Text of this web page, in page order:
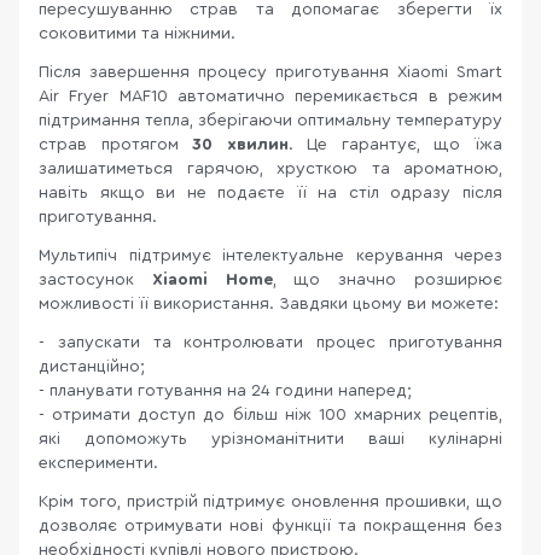
пересушуванню страв та допомагає зберегти їх
соковитими та ніжними.
Після завершення процесу приготування Xiaomi Smart
Air Fryer MAF10 автоматично перемикається в режим
підтримання тепла, зберігаючи оптимальну температуру
страв протягом30 хвилин. Це гарантує, що їжа
залишатиметься гарячою, хрусткою та ароматною,
навіть якщо ви не подаєте її на стіл одразу після
приготування.
Мультипіч підтримує інтелектуальне керування через
застосунок Xiaomi Home, що значно розширює
можливості її використання. Завдяки цьому ви можете:
- запускати та контролювати процес приготування
дистанційно;
- планувати готування на 24 години наперед;
- отримати доступ до більш ніж 100 хмарних рецептів,
які допоможуть урізноманітнити ваші кулінарні
експерименти.
Крім того, пристрій підтримує оновлення прошивки, що
дозволяє отримувати нові функції та покращення без
необхідності купівлі нового пристрою.